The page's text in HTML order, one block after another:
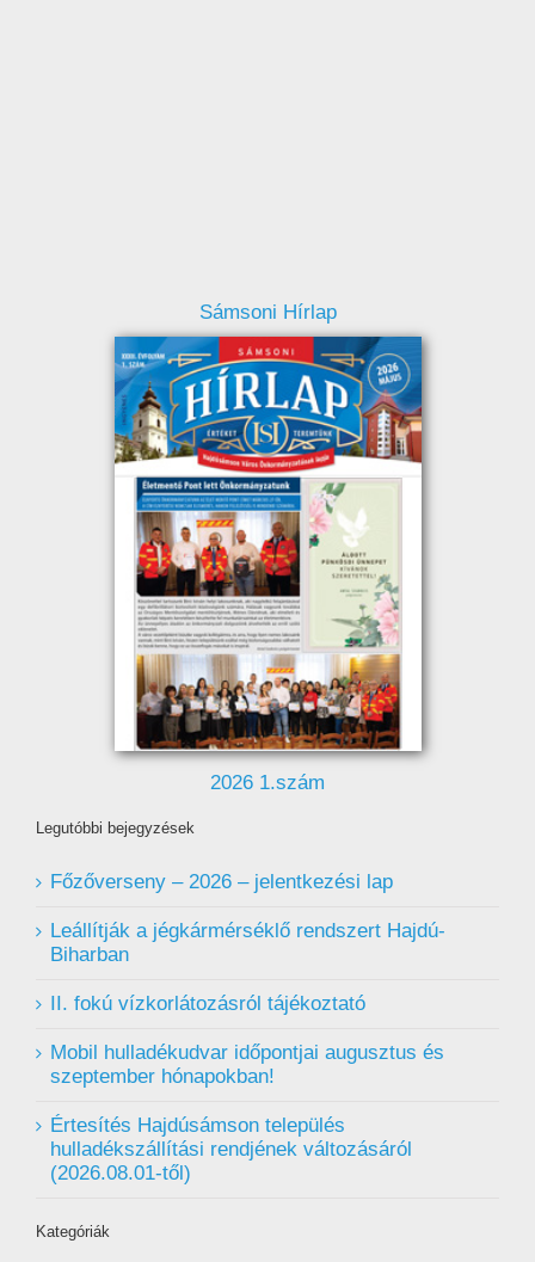
Sámsoni Hírlap
2026 1.szám
Legutóbbi bejegyzések
Főzőverseny – 2026 – jelentkezési lap
Leállítják a jégkármérséklő rendszert Hajdú-
Biharban
II. fokú vízkorlátozásról tájékoztató
Mobil hulladékudvar ️időpontjai augusztus és
szeptember hónapokban!
Értesítés Hajdúsámson település
hulladékszállítási rendjének változásáról
(2026.08.01-től)
Kategóriák